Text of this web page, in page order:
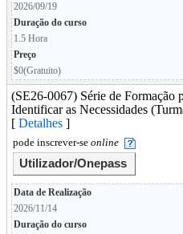
2026/09/19
Duração do curso
1.5 Hora
Preço
$0(Gratuito)
(SE26-0067) Série de Formação
Identificar as Necessidades
[ Detalhes ]
pode inscrever-se online
Utilizador/Onepass
Data de Realização
2026/11/14
Duração do curso